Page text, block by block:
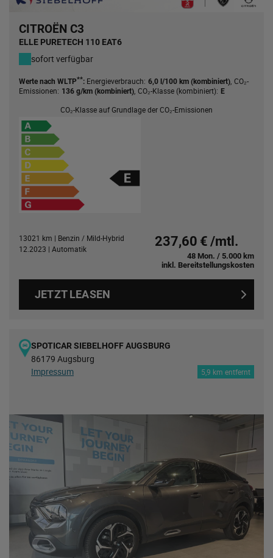
CITROËN C3
ELLE PURETECH 110 EAT6
sofort verfügbar
Werte nach WLTP**: Energieverbrauch: 6,0 l/100 km (kombiniert) CO₂-
Emissionen: 136 g/km (kombiniert) CO₂-Klasse (kombiniert): E
CO₂-Klasse auf Grundlage der CO₂-Emissionen
13021 km | Benzin / Mild-Hybrid
12.2023 | Automatik
237,60 € /mtl.
48 Mon. / 5.000 km
inkl. Bereitstellungskosten
JETZT LEASEN
SPOTICAR SIEBELHOFF AUGSBURG
86179 Augsburg
Impressum
5,9 km entfernt